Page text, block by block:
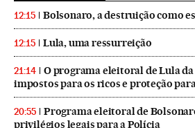
12:15 Bolsonaro, a destruição como
12:15 Lula, uma ressurreição
21:14
O programa eleitoral de Lula da
impostos para os ricos e proteção
20:55
Programa eleitoral de
privilégios legais para a Polícia